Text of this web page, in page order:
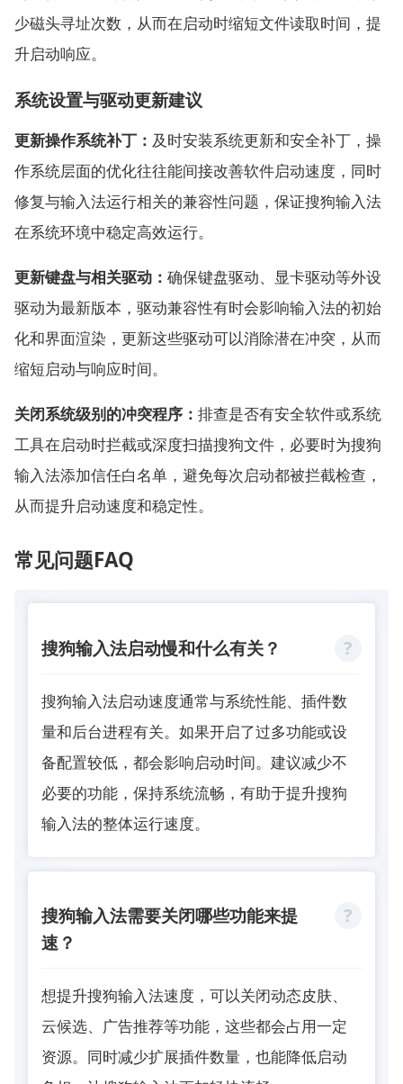
少磁头寻址次数，从而在启动时缩短文件读取时间，提
升启动响应。
系统设置与驱动更新建议
更新操作系统补丁： 及时安装系统更新和安全补丁，操
作系统层面的优化往往能间接改善软件启动速度，同时
修复与输入法运行相关的兼容性问题，保证搜狗输入法
在系统环境中稳定高效运行。
更新键盘与相关驱动： 确保键盘驱动、显卡驱动等外设
驱动为最新版本，驱动兼容性有时会影响输入法的初始
化和界面渲染，更新这些驱动可以消除潜在冲突，从而
缩短启动与响应时间。
关闭系统级别的冲突程序： 排查是否有安全软件或系统
工具在启动时拦截或深度扫描搜狗文件，必要时为搜狗
输入法添加信任白名单，避免每次启动都被拦截检查，
从而提升启动速度和稳定性。
常见问题FAQ
搜狗输入法启动慢和什么有关？
搜狗输入法启动速度通常与系统性能、插件数
量和后台进程有关。如果开启了过多功能或设
备配置较低，都会影响启动时间。建议减少不
必要的功能，保持系统流畅，有助于提升搜狗
输入法的整体运行速度。
搜狗输入法需要关闭哪些功能来提
速？
想提升搜狗输入法速度，可以关闭动态皮肤、
云候选、广告推荐等功能，这些都会占用一定
资源。同时减少扩展插件数量，也能降低启动